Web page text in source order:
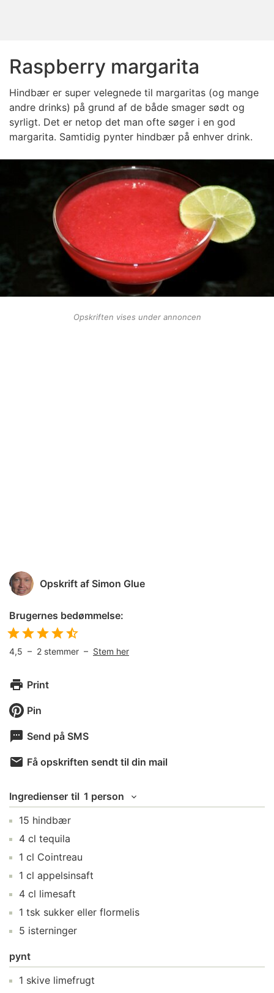
Raspberry margarita
Hindbær er super velegnede til margaritas (og mange
andre drinks) på grund af de både smager sødt og
syrligt. Det er netop det man ofte søger i en god
margarita. Samtidig pynter hindbær på enhver drink.
Opskriften vises under annoncen
Opskrift af Simon Glue
Brugernes bedømmelse:
4,5 – 2 stemmer – Stem her
Print
Pin
Send på SMS
Få opskriften sendt til din mail
Ingredienser til 1 person
15 hindbær
4 cl tequila
1 cl Cointreau
1 cl appelsinsaft
4 cl limesaft
1 tsk sukker eller flormelis
5 isterninger
pynt
1 skive limefrugt